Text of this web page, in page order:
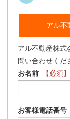
アル不
アル不動産株式
問い合わせくだ
お名前
【必須】
お客様電話番号